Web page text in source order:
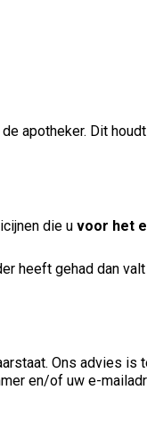
apotheker. Dit
die u voor het
heeft gehad dan
Ons advies is
en/of uw e-